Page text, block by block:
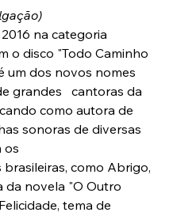
na categoria
o disco "Todo Caminho
um dos novos nomes
grandes   cantoras da
como autora de
sonoras de diversas
os
como Abrigo,
da novela "O Outro
tema de